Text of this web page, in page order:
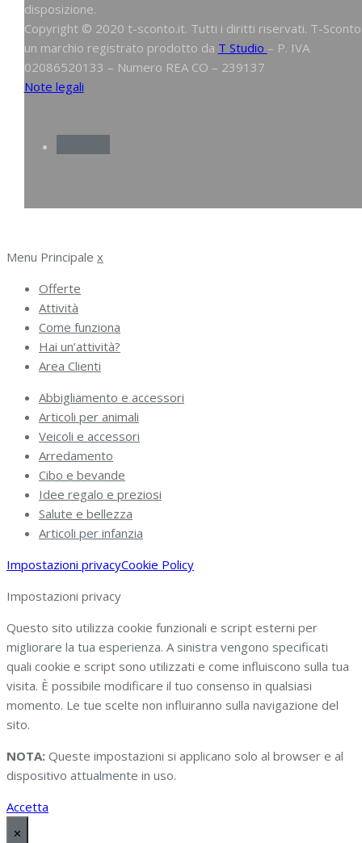
disposizione.
Copyright © 2020 t-sconto.it. Tutti i diritti riservati. T-
un marchio registrato prodotto da T Studio – P. IVA
02086520133 – Numero REA CO – 239137
Note legali
Menu Principale x
Offerte
Attività
Come funziona
Hai un’attività?
Area Clienti
Abbigliamento e accessori
Articoli per animali
Veicoli e accessori
Arredamento
Cibo e bevande
Idee regalo e preziosi
Salute e bellezza
Articoli per infanzia
Impostazioni privacyCookie Policy
Impostazioni privacy
Questo sito utilizza cookie funzionali e script esterni per
migliorare la tua esperienza. A sinistra vengono specificati
quali cookie e script sono utilizzati e come influiscono sulla tua
visita. È possibile modificare il tuo consenso in qualsiasi
momento. Le tue scelte non influiranno sulla navigazione del
sito.
NOTA: Queste impostazioni si applicano solo al browser e al
dispositivo attualmente in uso.
Accetta
✕